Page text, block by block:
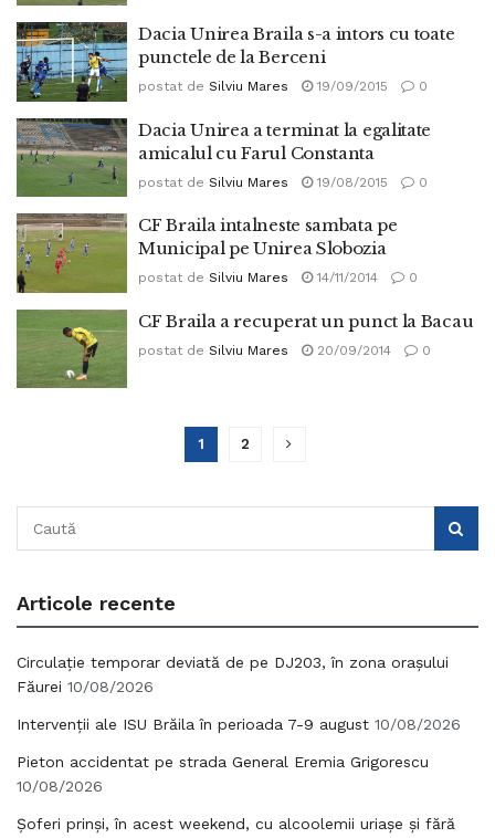
Dacia Unirea Braila s-a intors cu toate
punctele de la Berceni
postat de Silviu Mares 19/09/2015 0
Dacia Unirea a terminat la egalitate
amicalul cu Farul Constanta
postat de Silviu Mares 19/08/2015 0
CF Braila intalneste sambata pe
Municipal pe Unirea Slobozia
postat de Silviu Mares 14/11/2014 0
CF Braila a recuperat un punct la Bacau
postat de Silviu Mares 20/09/2014 0
1 2
Articole recente
Circulație temporar deviată de pe DJ203, în zona orașului
Făurei 10/08/2026
Intervenții ale ISU Brăila în perioada 7-9 august 10/08/2026
Pieton accidentat pe strada General Eremia Grigorescu
10/08/2026
Șoferi prinși, în acest weekend, cu alcoolemii uriașe și fără